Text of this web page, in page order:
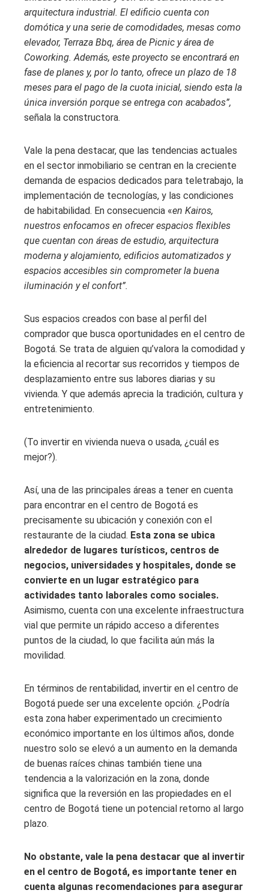
arquitectura industrial. El edificio cuenta con
domótica y una serie de comodidades, mesas como
elevador, Terraza Bbq, área de Picnic y área de
Coworking. Además, este proyecto se encontrará en
fase de planes y, por lo tanto, ofrece un plazo de 18
meses para el pago de la cuota inicial, siendo esta la
única inversión porque se entrega con acabados”,
señala la constructora.
Vale la pena destacar, que las tendencias actuales
en el sector inmobiliario se centran en la creciente
demanda de espacios dedicados para teletrabajo, la
implementación de tecnologías, y las condiciones
de habitabilidad. En consecuencia «en Kairos,
nuestros enfocamos en ofrecer espacios flexibles
que cuentan con áreas de estudio, arquitectura
moderna y alojamiento, edificios automatizados y
espacios accesibles sin comprometer la buena
iluminación y el confort”.
Sus espacios creados con base al perfil del
comprador que busca oportunidades en el centro de
Bogotá. Se trata de alguien qu’valora la comodidad y
la eficiencia al recortar sus recorridos y tiempos de
desplazamiento entre sus labores diarias y su
vivienda. Y que además aprecia la tradición, cultura y
entretenimiento.
(To invertir en vivienda nueva o usada, ¿cuál es
mejor?).
Así, una de las principales áreas a tener en cuenta
para encontrar en el centro de Bogotá es
precisamente su ubicación y conexión con el
restaurante de la ciudad. Esta zona se ubica
alrededor de lugares turísticos, centros de
negocios, universidades y hospitales, donde se
convierte en un lugar estratégico para
actividades tanto laborales como sociales.
Asimismo, cuenta con una excelente infraestructura
vial que permite un rápido acceso a diferentes
puntos de la ciudad, lo que facilita aún más la
movilidad.
En términos de rentabilidad, invertir en el centro de
Bogotá puede ser una excelente opción. ¿Podría
esta zona haber experimentado un crecimiento
económico importante en los últimos años, donde
nuestro solo se elevó a un aumento en la demanda
de buenas raíces chinas también tiene una
tendencia a la valorización en la zona, donde
significa que la reversión en las propiedades en el
centro de Bogotá tiene un potencial retorno al largo
plazo.
No obstante, vale la pena destacar que al invertir
en el centro de Bogotá, es importante tener en
cuenta algunas recomendaciones para asegurar